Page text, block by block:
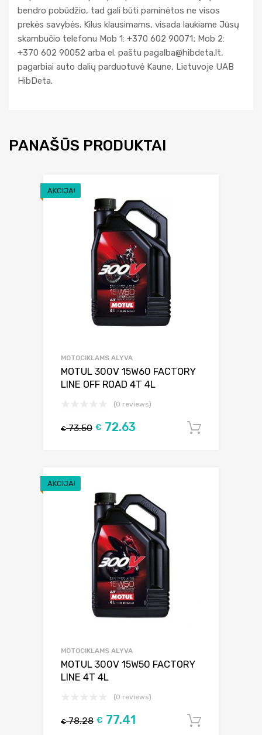
bendro pobūdžio, tad gali būti paminėtos ne visos
prekės savybės. Kilus klausimams, visada laukiame Jūsų
skambučio telefonu Mob 1: +370 602 90071; Mob 2:
+370 602 90052 arba el. paštu pagalba@hibdeta.lt,
pagarbiai auto dalių parduotuvė Kaune, Lietuvoje UAB
HibDeta.
PANAŠŪS PRODUKTAI
AKCIJA!
MOTOCIKLAMS ALYVA
MOTUL 300V 15W60 FACTORY
LINE OFF ROAD 4T 4L
(0 reviews)
€73.50 € 72.63
AKCIJA!
MOTOCIKLAMS ALYVA
MOTUL 300V 15W50 FACTORY
LINE 4T 4L
(0 reviews)
€78.28 € 77.41